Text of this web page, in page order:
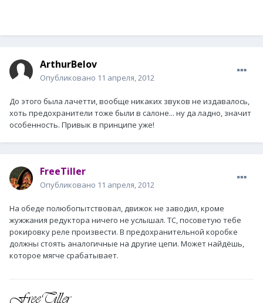
ArthurBelov
Опубликовано 11 апреля, 2012
До этого была лачетти, вообще никаких звуков не издавалось,
хоть предохранители тоже были в салоне... ну да ладно, значит
особенность. Привык в принципе уже!
FreeTiller
Опубликовано 11 апреля, 2012
На обеде полюбопытствовал, движок не заводил, кроме
жужжания редуктора ничего не услышал. ТС, посоветую тебе
рокировку реле произвести. В предохранительной коробке
должны стоять аналогичные на другие цепи. Может найдёшь,
которое мягче срабатывает.